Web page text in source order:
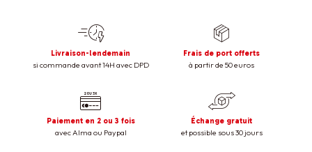
Livraison-lendemain
si commande avant 14H avec DPD
Frais de port offerts
à partir de 50 euros
Paiement en 2 ou 3 fois
avec Alma ou Paypal
Échange gratuit
et possible sous 30 jours